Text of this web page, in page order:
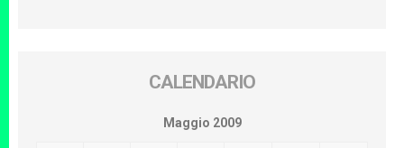
CALENDARIO
Maggio 2009